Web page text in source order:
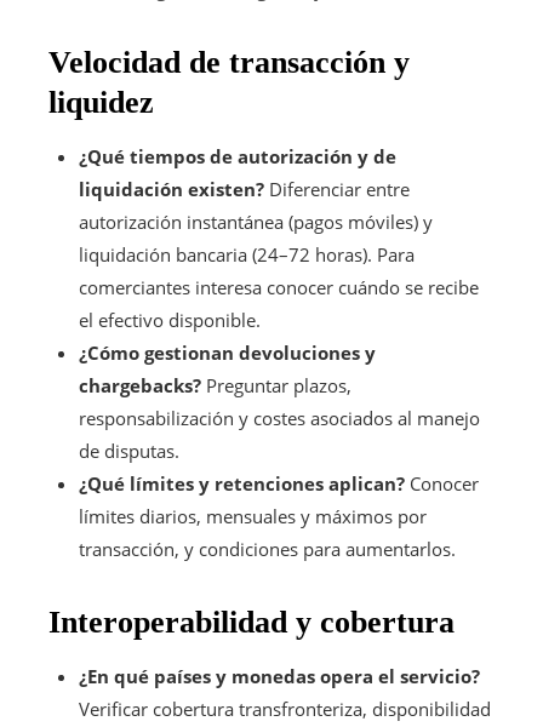
Velocidad de transacción y
liquidez
¿Qué tiempos de autorización y de
liquidación existen? Diferenciar entre
autorización instantánea (pagos móviles) y
liquidación bancaria (24–72 horas). Para
comerciantes interesa conocer cuándo se recibe
el efectivo disponible.
¿Cómo gestionan devoluciones y
chargebacks? Preguntar plazos,
responsabilización y costes asociados al manejo
de disputas.
¿Qué límites y retenciones aplican? Conocer
límites diarios, mensuales y máximos por
transacción, y condiciones para aumentarlos.
Interoperabilidad y cobertura
¿En qué países y monedas opera el servicio?
Verificar cobertura transfronteriza, disponibilidad